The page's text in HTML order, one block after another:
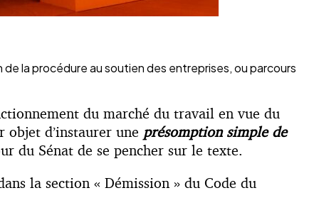
la procédure au soutien des entreprises, ou parcours
du marché du travail en vue du
d’instaurer une présomption simple de
du Sénat de se pencher sur le texte.
la section « Démission » du Code du